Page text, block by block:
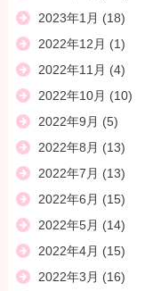
2023年1月 (18)
2022年12月 (1)
2022年11月 (4)
2022年10月 (10)
2022年9月 (5)
2022年8月 (13)
2022年7月 (13)
2022年6月 (15)
2022年5月 (14)
2022年4月 (15)
2022年3月 (16)